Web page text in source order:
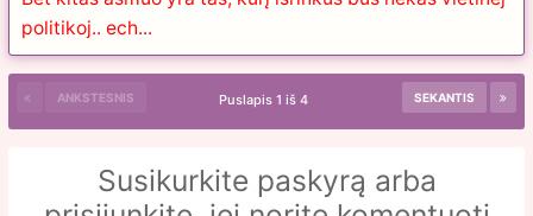
politikoj.. ech...
ANKSTESNIS SEKANTIS
Puslapis 1 iš 4
Susikurkite paskyrą arba